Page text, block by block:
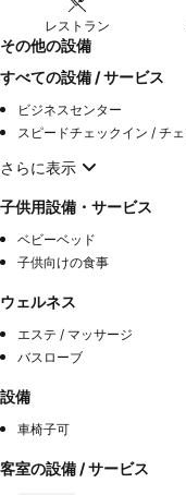
レストラン
その他の設備
すべての設備 / サービス
ビジネスセンター
さらに表示
子供用設備・サービス
ベビーベッド
子供向けの食事
ウェルネス
エステ / マッサージ
バスローブ
設備
車椅子可
客室の設備 / サービス